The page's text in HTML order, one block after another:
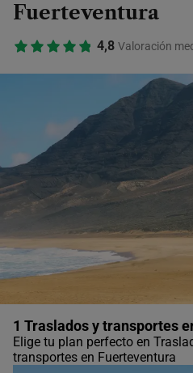
Fuerteventura
4,8 Valoración
1 Traslados y transportes
Elige tu plan perfecto en
transportes en Fuerteventura